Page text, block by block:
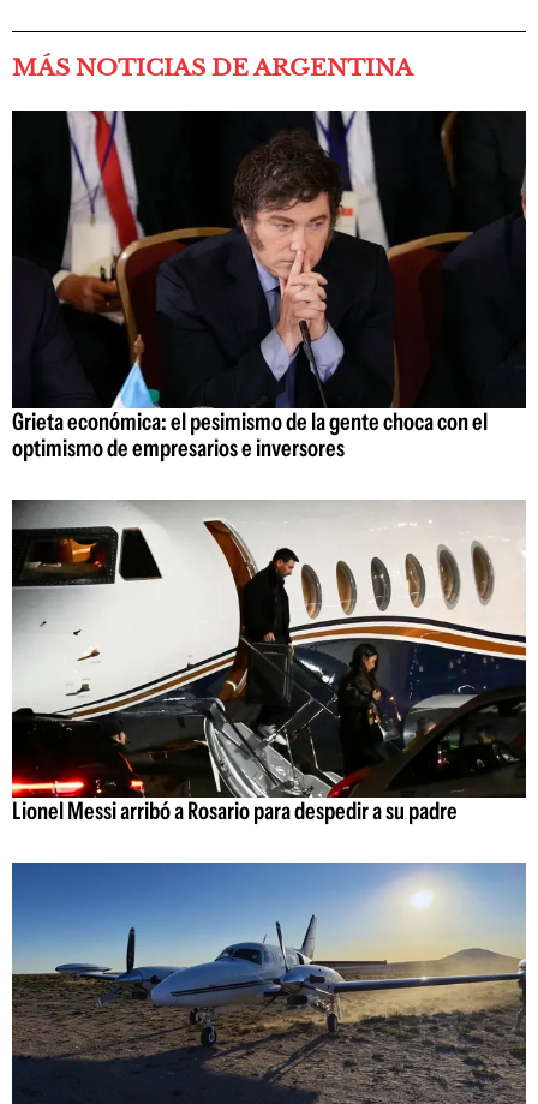
MÁS NOTICIAS DE ARGENTINA
Grieta económica: el pesimismo de la gente choca con el
optimismo de empresarios e inversores
Lionel Messi arribó a Rosario para despedir a su padre